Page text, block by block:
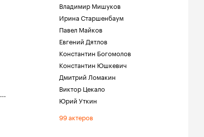
...
Владимир Мишуков
Ирина Старшенбаум
Павел Майков
Евгений Дятлов
Константин Богомолов
Константин Юшкевич
Дмитрий Ломакин
Виктор Цекало
Юрий Уткин
99 актеров